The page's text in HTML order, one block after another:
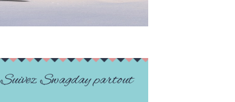
Suivez Swagday partout